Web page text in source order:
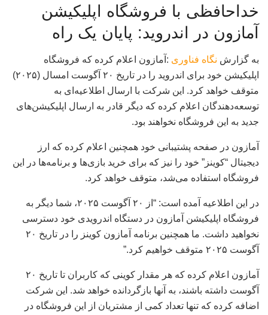
خداحافظی با فروشگاه اپلیکیشن
آمازون در اندروید: پایان یک راه
به گزارش نگاه فناوری :آمازون اعلام کرده که فروشگاه
اپلیکیشن خود برای اندروید را در تاریخ ۲۰ آگوست امسال (۲۰۲۵)
متوقف خواهد کرد. این شرکت با ارسال اطلاعیه‌ای به
توسعه‌دهندگان اعلام کرده که دیگر قادر به ارسال اپلیکیشن‌های
جدید به این فروشگاه نخواهند بود.
آمازون در صفحه پشتیبانی خود همچنین اعلام کرده که ارز
دیجیتال “کوینز” خود را نیز که برای خرید بازی‌ها و برنامه‌ها در این
فروشگاه استفاده می‌شد، متوقف خواهد کرد.
در این اطلاعیه آمده است: “از ۲۰ آگوست ۲۰۲۵، شما دیگر به
فروشگاه اپلیکیشن آمازون در دستگاه اندرویدی خود دسترسی
نخواهید داشت. ما همچنین برنامه آمازون کوینز را در تاریخ ۲۰
آگوست ۲۰۲۵ متوقف خواهیم کرد.”
آمازون اعلام کرده که هر مقدار کوینی که کاربران تا تاریخ ۲۰
آگوست داشته باشند، به آنها بازگردانده خواهد شد. این شرکت
اضافه کرده که تنها تعداد کمی از مشتریان از این فروشگاه در